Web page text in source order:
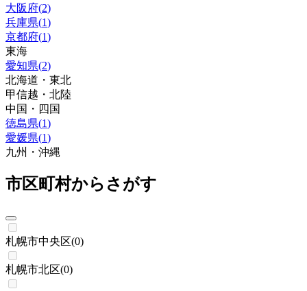
大阪府(2)
兵庫県(1)
京都府(1)
東海
愛知県(2)
北海道・東北
甲信越・北陸
中国・四国
徳島県(1)
愛媛県(1)
九州・沖縄
市区町村からさがす
札幌市中央区(0)
札幌市北区(0)